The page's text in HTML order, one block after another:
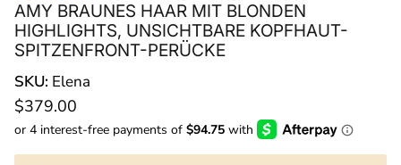
AMY BRAUNES HAAR MIT BLONDEN
HIGHLIGHTS, UNSICHTBARE KOPFHAUT-
SPITZENFRONT-PERÜCKE
SKU: Elena
Normaler Preis
$379.00